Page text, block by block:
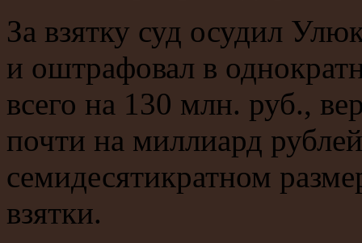
За взятку суд осудил
и оштрафовал в
всего на 130 млн. руб.,
почти на миллиард
семидесятикратном
взятки.